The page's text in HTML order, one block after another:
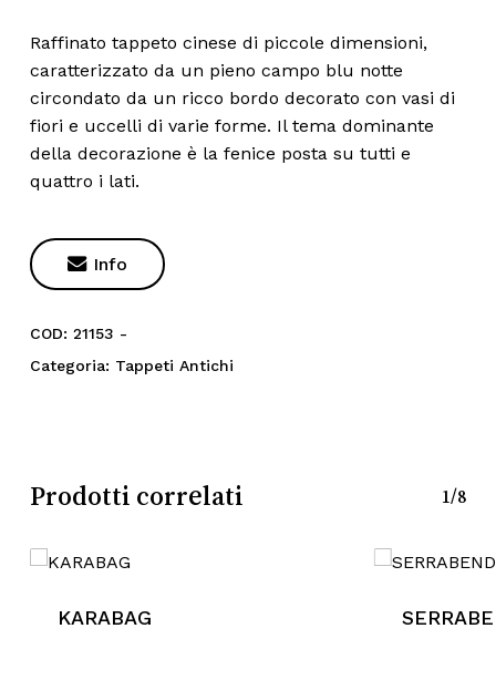
Nessun prodotto nel
Raffinato tappeto cinese di piccole dimensioni,
caratterizzato da un pieno campo blu notte
circondato da un ricco bordo decorato con vasi di
fiori e uccelli di varie forme. Il tema dominante
della decorazione è la fenice posta su tutti e
quattro i lati.
Info
COD: 21153 -
Categoria: Tappeti Antichi
Prodotti correlati 1/8
KARABAG